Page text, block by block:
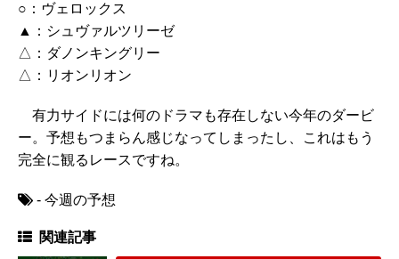
○：ヴェロックス
▲：シュヴァルツリーゼ
△：ダノンキングリー
△：リオンリオン
有力サイドには何のドラマも存在しない今年のダービ
ー。予想もつまらん感じなってしまったし、これはもう
完全に観るレースですね。
- 今週の予想
関連記事